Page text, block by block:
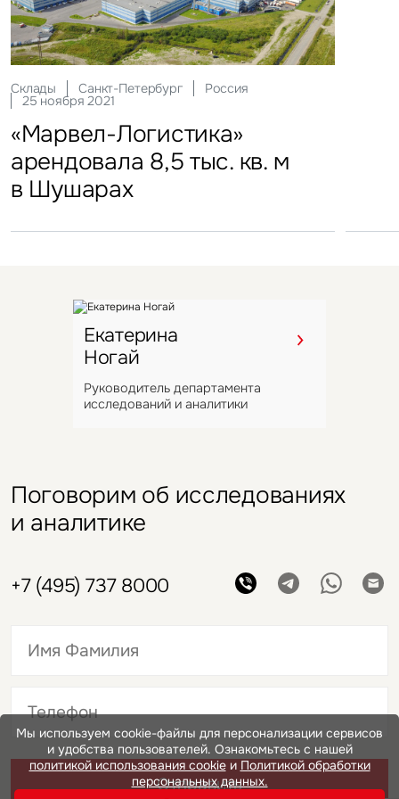
Склады Санкт-Петербург Россия
25 ноября 2021
«Марвел-Логистика»
арендовала 8,5 тыс. кв. м
в Шушарах
Офисы Москва Россия 14 сентября 2021
СберМаркет арендовал flex-
офис во флагманском
проекте Space 1
под управление компании
VIZANT
Екатерина
Ногай
Руководитель департамента
исследований и аналитики
Поговорим об исследованиях
и аналитике
+7 (495) 737 8000
Это обязательное поле
Отправить
Мы используем cookie-файлы для персонализации сервисов
и удобства пользователей. Ознакомьтесь с нашей
политикой использования cookieи Политикой обработки
персональных данных.